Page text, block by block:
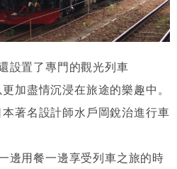
設置了專門的觀光列車
加盡情沉浸在旅途的樂趣中。
著名設計師水戶岡銳治進行車
邊用餐一邊享受列車之旅的時